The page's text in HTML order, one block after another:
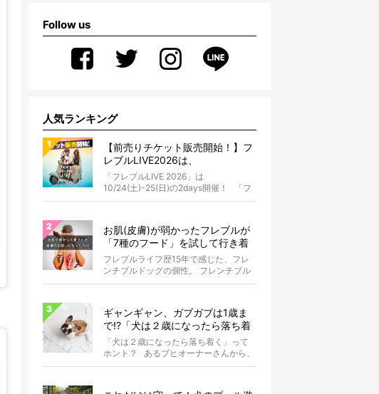
Follow us
人気ランキング
【前売りチケット販売開始！】フ
レブルLIVE2026は、
10/24(土)-25(日)開催！フレブル
だらけのキャンプ・前夜祭・バス
プランも新登場!?
「フレブルLIVE 2026」は
10/24(土)-25(日)の2days開催！ 「フ
レブルLIV...
お肌(皮膚)が弱かったフレブルが
「7種のフード」を試して行き着
いた「病院知らず」の実体験
フレブルライフ歴15年で感じた、フレ
ンチブルドッグの個性。 フレンチブル
ドッグと暮らしはじめて15年になる筆
ギャンギャン、ガブガブは1歳ま
で!?「犬は２歳になったら落ち着
く」という都市伝説は本当？
「犬は２歳になったら落ち着く」って
ホント？ あるブヒオーナーさんから、
こんな質問がありました。...